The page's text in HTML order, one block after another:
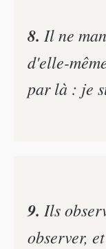
8. Il ne
d'elle-
par là : je
9. Ils
observer,